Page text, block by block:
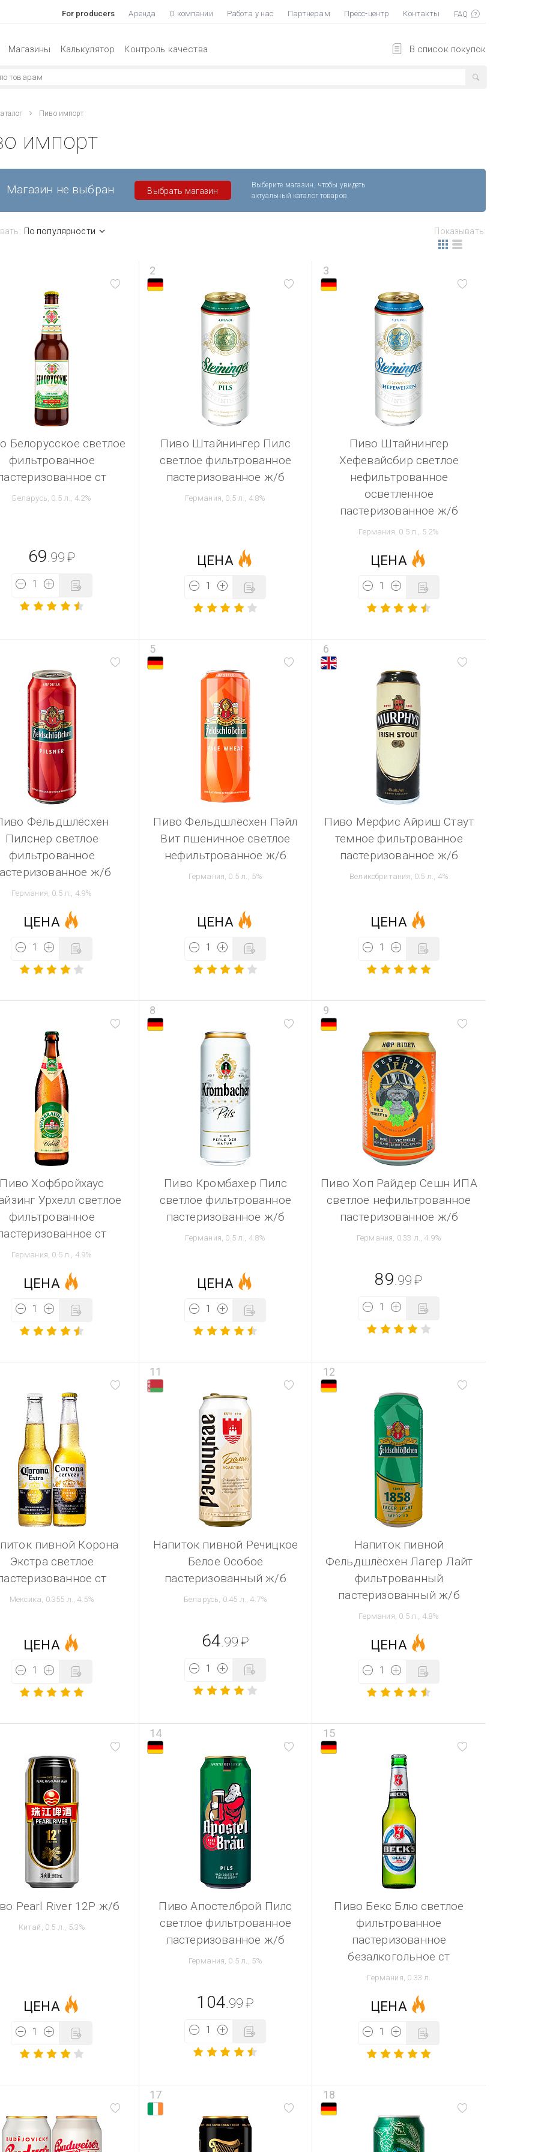
For producers Аренда О компании Работа у нас Партнерам Пресс-центр Контакты
В список покупок
Магазины Калькулятор Контроль качества
Пиво импорт
импорт
Магазин не выбран Выбрать магазин
Выберите магазин, чтобы увидеть
актуальный каталог товаров.
По популярности Показывать:
Белорусское светлое
фильтрованное
ст
Беларусь, 0.5 л., 4.2%
69 .99 ₽
2
Пиво Штайнингер Пилс
светлое фильтрованное
пастеризованное ж/б
Германия, 0.5 л., 4.8%
ЦЕНА
3
Пиво Штайнингер
Хефевайсбир светлое
нефильтрованное
осветленное
пастеризованное ж/б
Германия, 0.5 л., 5.2%
ЦЕНА
Фельдшлёсхен
Пилснер светлое
фильтрованное
ж/б
Германия, 0.5 л., 4.9%
ЦЕНА
5
Пиво Фельдшлёсхен Пэйл
Вит пшеничное светлое
нефильтрованное ж/б
Германия, 0.5 л., 5%
ЦЕНА
6
Пиво Мерфис Айриш Стаут
темное фильтрованное
пастеризованное ж/б
Великобритания, 0.5 л., 4%
ЦЕНА
Пиво Хофбройхаус
Урхелл светлое
фильтрованное
ст
Германия, 0.5 л., 4.9%
ЦЕНА
8
Пиво Кромбахер Пилс
светлое фильтрованное
пастеризованное ж/б
Германия, 0.5 л., 4.8%
ЦЕНА
9
Пиво Хоп Райдер Сешн ИПА
светлое нефильтрованное
пастеризованное ж/б
Германия, 0.33 л., 4.9%
89 .99 ₽
пивной Корона
Экстра светлое
ст
Мексика, 0.355 л., 4.5%
ЦЕНА
11
Напиток пивной Речицкое
Белое Особое
пастеризованный ж/б
Беларусь, 0.45 л., 4.7%
64 .99 ₽
12
Напиток пивной
Фельдшлёсхен Лагер Лайт
фильтрованный
пастеризованный ж/б
Германия, 0.5 л., 4.8%
ЦЕНА
Pearl River 12P ж/б
Китай, 0.5 л., 5.3%
ЦЕНА
14
Пиво Апостелброй Пилс
светлое фильтрованное
пастеризованное ж/б
Германия, 0.5 л., 5%
104 .99 ₽
15
Пиво Бекс Блю светлое
фильтрованное
пастеризованное
безалкогольное ст
Германия, 0.33 л.
ЦЕНА
17 18